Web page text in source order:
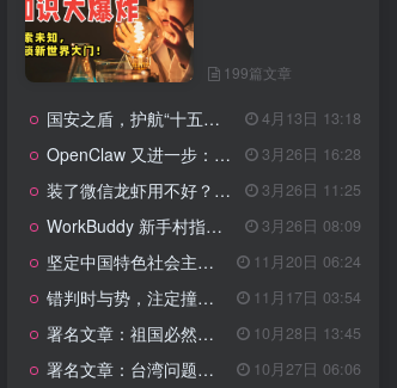
199篇文章
国安之盾，护航“十五五”新征程 4月13日 13:18
OpenClaw 又进一步：微信直连+安全检测+版本切换 3月26日 16:28
装了微信龙虾用不好？3步让你轻松指挥AI干活！ 3月26日 11:25
WorkBuddy 新手村指南：10 个核心技巧帮你解锁满级虾🦞！ 3月26日 08:09
坚定中国特色社会主义法治的政治定力 11月20日 06:24
错判时与势，注定撞南墙 11月17日 03:54
署名文章：祖国必然统一势不可挡 10月28日 13:45
署名文章：台湾问题的由来和性质 10月27日 06:06